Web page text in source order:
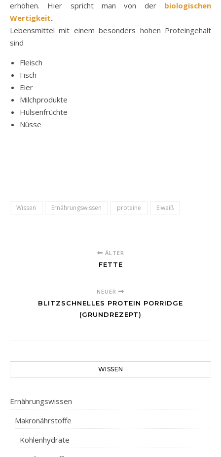
erhöhen. Hier spricht man von der biologischen
Wertigkeit.
Lebensmittel mit einem besonders hohen Proteingehalt
sind
Fleisch
Fisch
Eier
Milchprodukte
Hülsenfrüchte
Nüsse
Wissen Ernährungswissen proteine Eiweiß
ÄLTER
FETTE
NEUER
BLITZSCHNELLES PROTEIN PORRIDGE
(GRUNDREZEPT)
WISSEN
Ernährungswissen
Makronährstoffe
Kohlenhydrate